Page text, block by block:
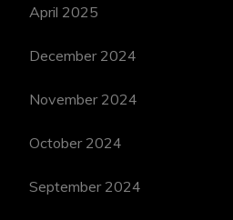
April 2025
December 2024
November 2024
October 2024
September 2024